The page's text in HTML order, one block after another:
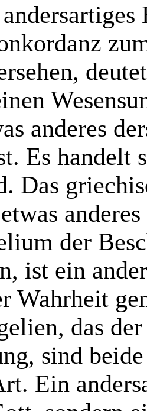
anderes
Es handelt
Das
der
ist ein
Wahrheit
das
sind
Ein